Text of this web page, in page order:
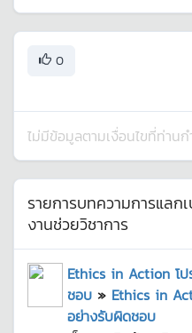
0
ไม่มีข้อมูลตามเงื่อนไขที่ท่าน
รายการบทความการแล
งานช่วยวิชาการ
Ethics in Action โป
ชอบ » Ethics in
อย่างรับผิดชอบ